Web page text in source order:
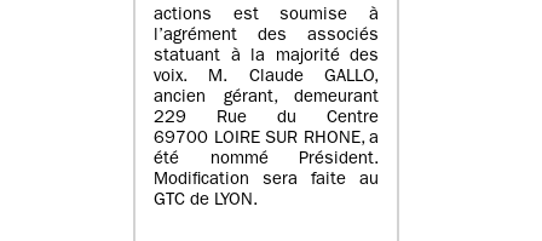
actions est soumise à
l’agrément des associés
statuant à la majorité des
voix. M. Claude GALLO,
ancien gérant, demeurant
229 Rue du Centre
69700 LOIRE SUR RHONE, a
été nommé Président.
Modification sera faite au
GTC de LYON.